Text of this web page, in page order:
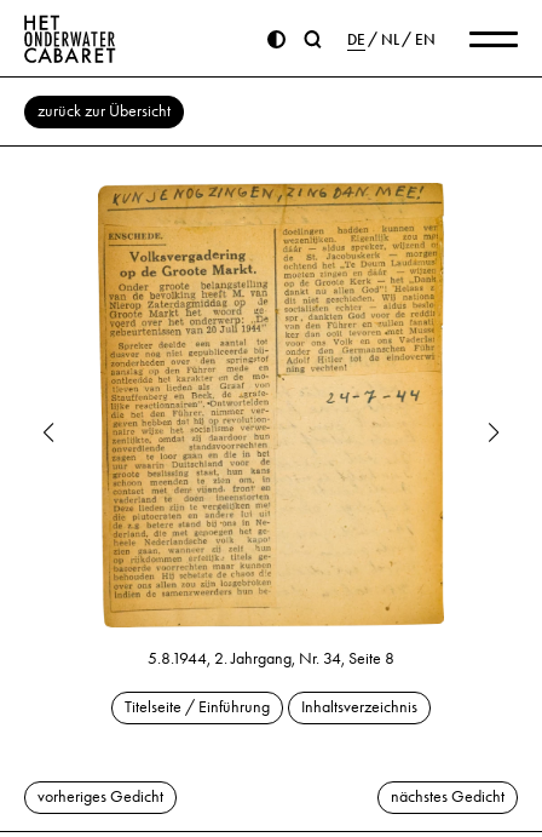
DE NL EN
zurück zur Übersicht
5.8.1944, 2. Jahrgang, Nr. 34, Seite 8
Titelseite / Einführung Inhaltsverzeichnis
vorheriges Gedicht nächstes Gedicht